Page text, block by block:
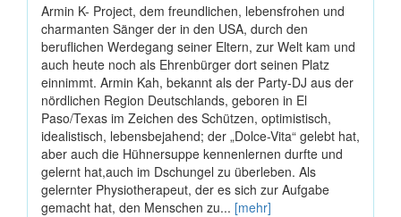
Armin K- Project, dem freundlichen, lebensfrohen und
charmanten Sänger der in den USA, durch den
beruflichen Werdegang seiner Eltern, zur Welt kam und
auch heute noch als Ehrenbürger dort seinen Platz
einnimmt. Armin Kah, bekannt als der Party-DJ aus der
nördlichen Region Deutschlands, geboren in El
Paso/Texas im Zeichen des Schützen, optimistisch,
idealistisch, lebensbejahend; der „Dolce-Vita“ gelebt hat,
aber auch die Hühnersuppe kennenlernen durfte und
gelernt hat,auch im Dschungel zu überleben. Als
gelernter Physiotherapeut, der es sich zur Aufgabe
gemacht hat, den Menschen zu... [mehr]